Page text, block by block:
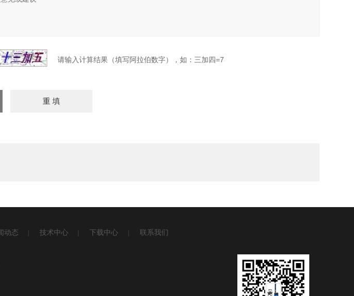
请输入计算结果（填写阿拉伯数字），如：三加四=7
动态 技术中心 下载中心 联系我们